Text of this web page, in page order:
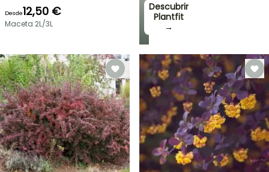
Descubrir
Plantfit
→
Desde12,50 €
Maceta 2L/3L